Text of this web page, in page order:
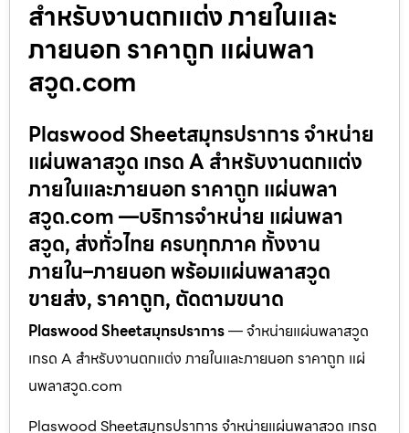
สำหรับงานตกแต่ง ภายในและ
ภายนอก ราคาถูก แผ่นพลา
สวูด.com
Plaswood Sheetสมุทรปราการ จำหน่าย
แผ่นพลาสวูด เกรด A สำหรับงานตกแต่ง
ภายในและภายนอก ราคาถูก แผ่นพลา
สวูด.com —บริการจำหน่าย แผ่นพลา
สวูด, ส่งทั่วไทย ครบทุกภาค ทั้งงาน
ภายใน–ภายนอก พร้อมแผ่นพลาสวูด
ขายส่ง, ราคาถูก, ตัดตามขนาด
Plaswood Sheetสมุทรปราการ— จำหน่ายแผ่นพลาสวูด
เกรด A สำหรับงานตกแต่ง ภายในและภายนอก ราคาถูก แผ่
นพลาสวูด.com
Plaswood Sheetสมุทรปราการ จำหน่ายแผ่นพลาสวูด เกรด